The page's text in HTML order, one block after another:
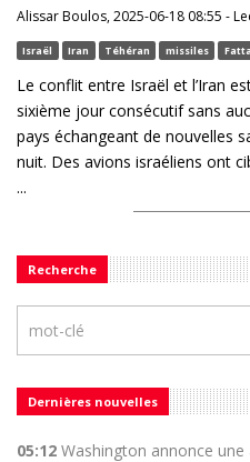
Alissar Boulos, 2025-06-18 08:55 -
Israël Iran Téhéran missiles
Le conflit entre Israël et l’Iran
sixième jour consécutif sans
pays échangeant de nouvelles
nuit. Des avions israéliens ont
...
Recherche
Dernières nouvelles
05:12 Washington annonce